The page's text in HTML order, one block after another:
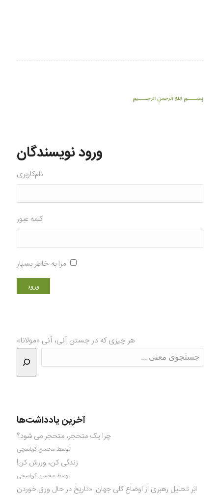
﷽
ورود نویسندگان
نام‌کاربری
کلمه عبور
مرا به خاطر بسپار
هر چیزی که در جستن آنی، آنی «مولانا»
آخرین یادداشت‌ها
چرا یک متحجر، متحجر می شود؟
توسط محسن کرباسچی
زندگی کن، ورزش کن!
توسط محسن کرباسچی
ابَر تحلیل رهبری از اوضاع کلی جهان: «تاریخ در حال ورق خوردن